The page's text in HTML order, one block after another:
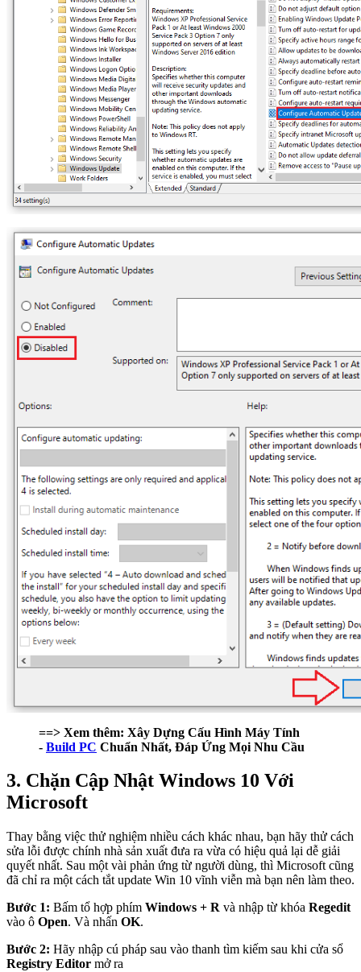
==> Xem thêm: Xây Dựng Cấu Hình Máy Tính
- Build PC Chuẩn Nhất, Đáp Ứng Mọi Nhu Cầu
3. Chặn Cập Nhật Windows 10 Với
Microsoft
Thay bằng việc thử nghiệm nhiều cách khác nhau, bạn hãy thử cách
sửa lỗi được chính nhà sản xuất đưa ra vừa có hiệu quả lại dễ giải
quyết nhất. Sau một vài phản ứng từ người dùng, thì Microsoft cũng
đã chỉ ra một cách tắt update Win 10 vĩnh viễn mà bạn nên làm theo.
Bước 1: Bấm tổ hợp phím Windows + R và nhập từ khóa Regedit
vào ô Open. Và nhấn OK.
Bước 2: Hãy nhập cú pháp sau vào thanh tìm kiếm sau khi cửa sổ
Registry Editor mở ra